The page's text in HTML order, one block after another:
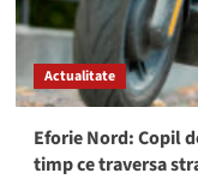
Eforie
Nord:
Ce
transmit
polițiștii
Actualitate
Eforie Nord: Copil
timp ce traversa